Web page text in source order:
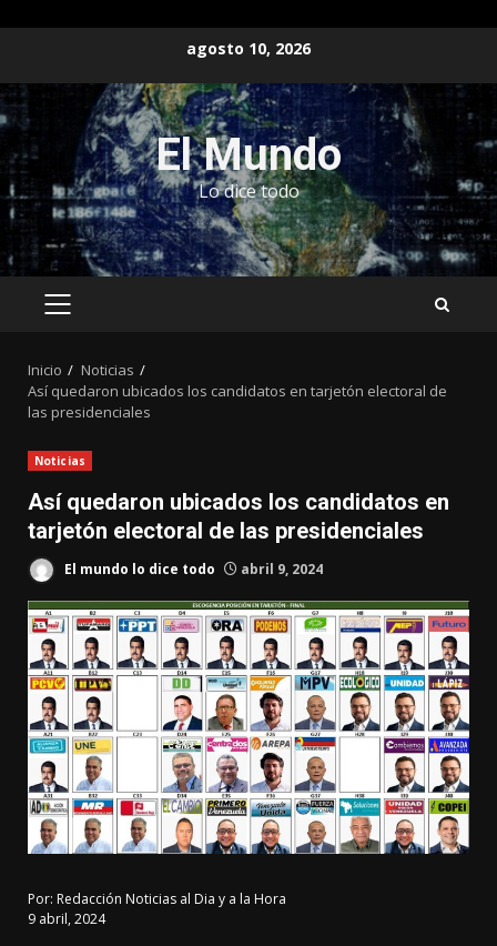
contenido
agosto 10, 2026
El Mundo
Lo dice todo
MENÚ
Inicio
Noticias
Así quedaron ubicados los candidatos en tarjetón electoral de
las presidenciales
Noticias
Así quedaron ubicados los candidatos en
tarjetón electoral de las presidenciales
El mundo lo dice todo abril 9, 2024
Por: Redacción Noticias al Dia y a la Hora
9 abril, 2024